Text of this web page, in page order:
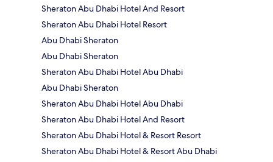
Sheraton Abu Dhabi Hotel And Resort
Sheraton Abu Dhabi Hotel Resort
Abu Dhabi Sheraton
Abu Dhabi Sheraton
Sheraton Abu Dhabi Hotel Abu Dhabi
Abu Dhabi Sheraton
Sheraton Abu Dhabi Hotel Abu Dhabi
Sheraton Abu Dhabi Hotel And Resort
Sheraton Abu Dhabi Hotel & Resort Resort
Sheraton Abu Dhabi Hotel & Resort Abu Dhabi